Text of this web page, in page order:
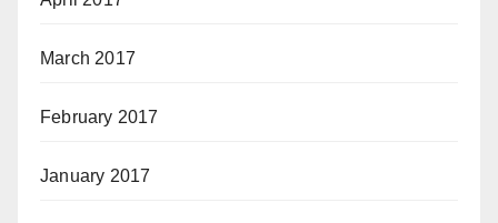
March 2017
February 2017
January 2017